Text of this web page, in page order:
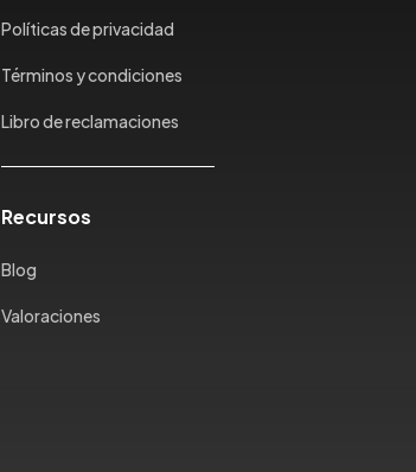
Políticas de privacidad
Términos y condiciones
Libro de reclamaciones
Recursos
Blog
Valoraciones